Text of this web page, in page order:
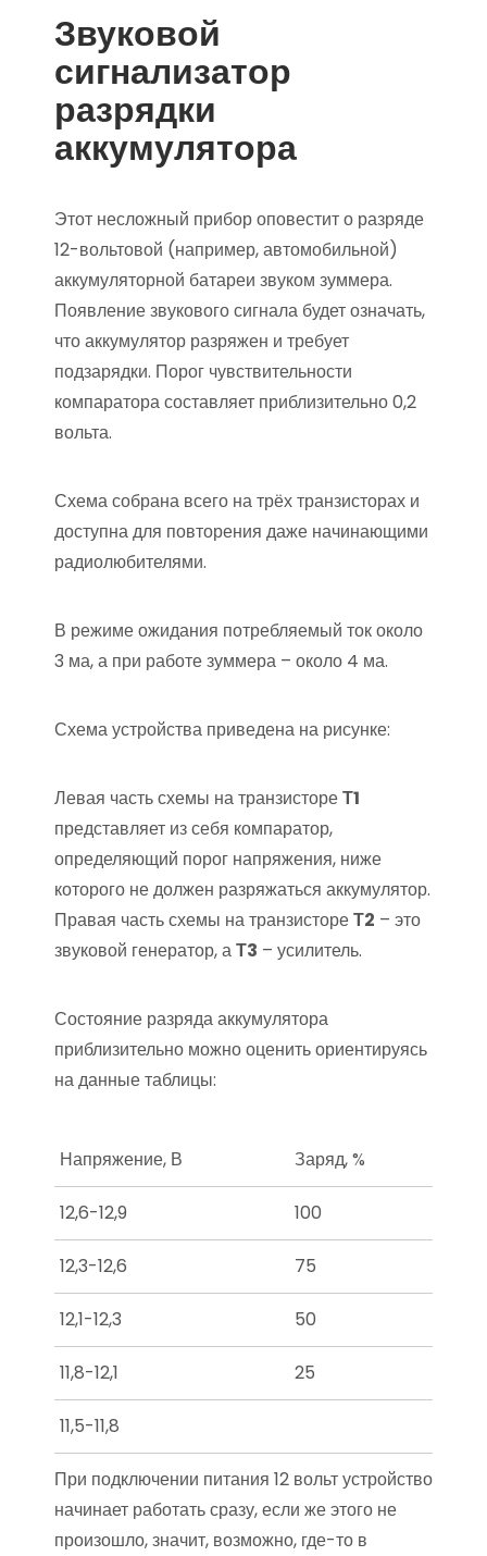
Звуковой
сигнализатор
разрядки
аккумулятора
Этот несложный прибор оповестит о разряде
12-вольтовой (например, автомобильной)
аккумуляторной батареи звуком зуммера.
Появление звукового сигнала будет означать,
что аккумулятор разряжен и требует
подзарядки. Порог чувствительности
компаратора составляет приблизительно 0,2
вольта.
Схема собрана всего на трёх транзисторах и
доступна для повторения даже начинающими
радиолюбителями.
В режиме ожидания потребляемый ток около
3 ма, а при работе зуммера – около 4 ма.
Схема устройства приведена на рисунке:
Левая часть схемы на транзистореТ1
представляет из себя компаратор,
определяющий порог напряжения, ниже
которого не должен разряжаться аккумулятор.
Правая часть схемы на транзистореТ2 – это
звуковой генератор, аТ3 – усилитель.
Состояние разряда аккумулятора
приблизительно можно оценить ориентируясь
на данные таблицы:
Напряжение, В Заряд, %
12,6-12,9 100
12,3-12,6 75
12,1-12,3 50
11,8-12,1 25
11,5-11,8
При подключении питания 12 вольт устройство
начинает работать сразу, если же этого не
произошло, значит, возможно, где-то в